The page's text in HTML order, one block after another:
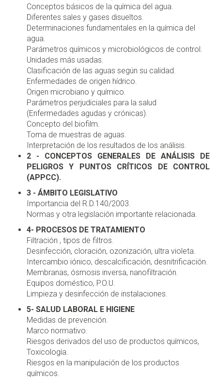
Conceptos básicos de la química del agua.
Diferentes sales y gases disueltos.
Determinaciones fundamentales en la química del
agua.
Parámetros químicos y microbiológicos de control.
Unidades más usadas.
Clasificación de las aguas según su calidad.
Enfermedades de origen hídrico.
Origen microbiano y químico.
Parámetros perjudiciales para la salud
(Enfermedades agudas y crónicas).
Concepto del biofilm.
Toma de muestras de aguas.
Interpretación de los resultados de los análisis.
2 - CONCEPTOS GENERALES DE ANÁLISIS DE
PELIGROS Y PUNTOS CRÍTICOS DE CONTROL
(APPCC).
3 - ÁMBITO LEGISLATIVO
Importancia del R.D.140/2003.
Normas y otra legislación importante relacionada.
4- PROCESOS DE TRATAMIENTO
Filtración , tipos de filtros.
Desinfección, cloración, ozonización, ultra violeta.
Intercambio iónico, descalcificación, desnitrificación.
Membranas, ósmosis inversa, nanofiltración.
Equipos doméstico, P.O.U.
Limpieza y desinfección de instalaciones.
5- SALUD LABORAL E HIGIENE
Medidas de prevención.
Marco normativo.
Riesgos derivados del uso de productos químicos,
Toxicología.
Riesgos en la manipulación de los productos
químicos.